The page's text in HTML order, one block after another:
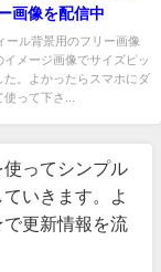
画像を配信中
ール背景用のフリー画像
イメージ画像でサイズピッ
た。よかったらスマホにダ
って下さ...
ってシンプル
いきます。よ
更新情報を流